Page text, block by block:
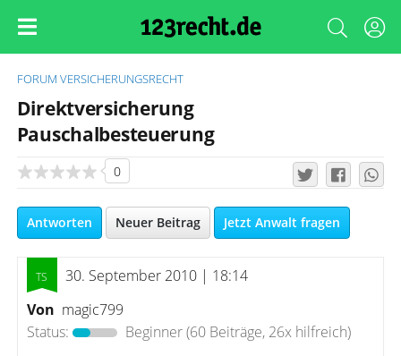
FORUM VERSICHERUNGSRECHT
Direktversicherung
Pauschalbesteuerung
0
Antworten Neuer Beitrag Jetzt Anwalt fragen
30. September 2010 | 18:14
Von magic799
Status:
Beginner(60 Beiträge, 26x hilfreich)